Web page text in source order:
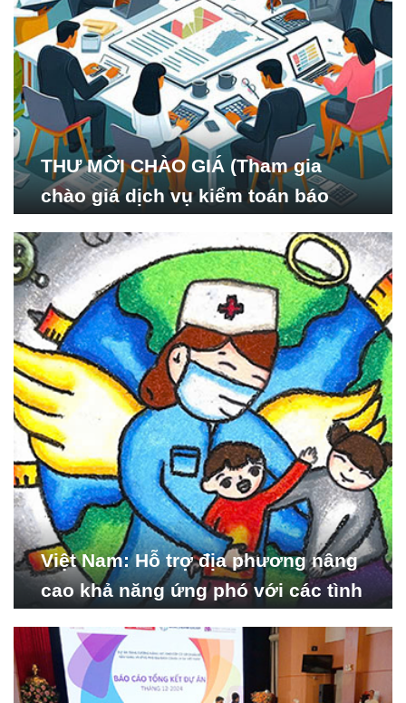
THƯ MỜI CHÀO GIÁ (Tham gia
chào giá dịch vụ kiểm toán báo
Nghiên cứu Phát triển Xã
hội_ISDS)
Việt Nam: Hỗ trợ địa phương nâng
cao khả năng ứng phó với các tình